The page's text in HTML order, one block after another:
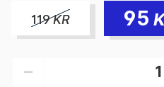
119KR 95